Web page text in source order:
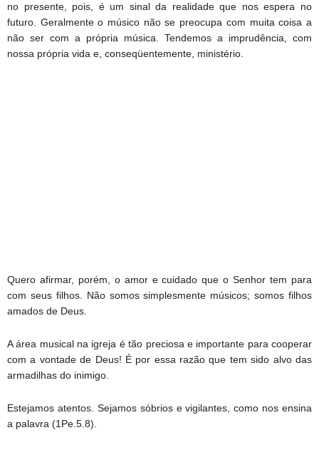
no presente, pois, é um sinal da realidade que nos espera no
futuro. Geralmente o músico não se preocupa com muita coisa a
não ser com a própria música. Tendemos a imprudência, com
nossa própria vida e, conseqüentemente, ministério.
Quero afirmar, porém, o amor e cuidado que o Senhor tem para
com seus filhos. Não somos simplesmente músicos; somos filhos
amados de Deus.
A área musical na igreja é tão preciosa e importante para cooperar
com a vontade de Deus! É por essa razão que tem sido alvo das
armadilhas do inimigo.
Estejamos atentos. Sejamos sóbrios e vigilantes, como nos ensina
a palavra (1Pe.5.8).